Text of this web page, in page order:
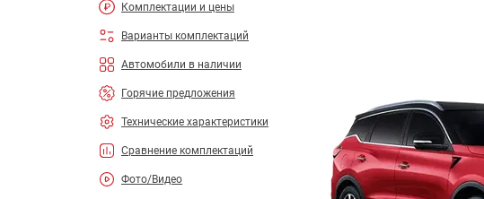
Комплектации и цены
Варианты комплектаций
Автомобили в наличии
Горячие предложения
Технические характеристики
Сравнение комплектаций
Фото/Видео